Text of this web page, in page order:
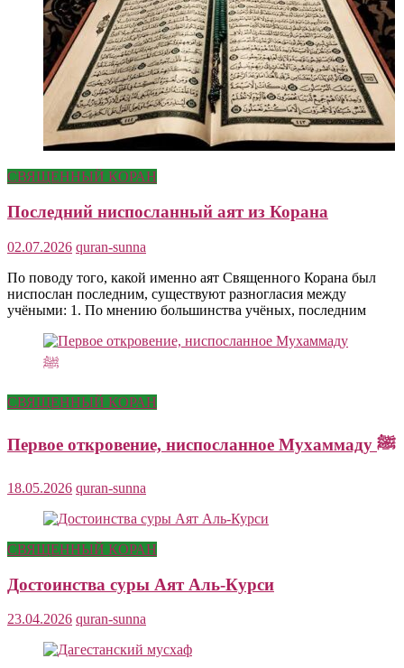
СВЯЩЕННЫЙ КОРАН
Последний ниспосланный аят из Корана
02.07.2026 quran-sunna
По поводу того, какой именно аят Священного Корана был
ниспослан последним, существуют разногласия между
учёными: 1. По мнению большинства учёных, последним
СВЯЩЕННЫЙ КОРАН
Первое откровение, ниспосланное Мухаммаду ﷺ
18.05.2026 quran-sunna
СВЯЩЕННЫЙ КОРАН
Достоинства суры Аят Аль-Курси
23.04.2026 quran-sunna